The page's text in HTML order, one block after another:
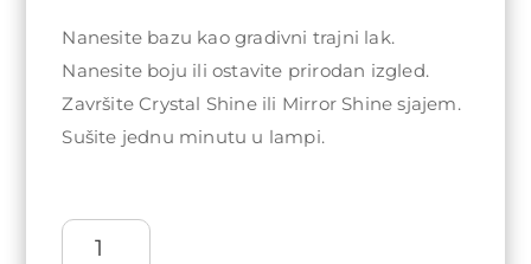
Nanesite bazu kao gradivni trajni lak.
Nanesite boju ili ostavite prirodan izgled.
Završite Crystal Shine ili Mirror Shine sjajem.
Sušite jednu minutu u lampi.
Arty
Nails